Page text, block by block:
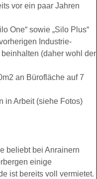
vor ein paar Jahren
One“ sowie „Silo Plus“
Industrie-
(daher wohl der
an Bürofläche auf 7
in Arbeit (siehe Fotos)
beliebt bei Anrainern
einige
ist bereits voll vermietet.